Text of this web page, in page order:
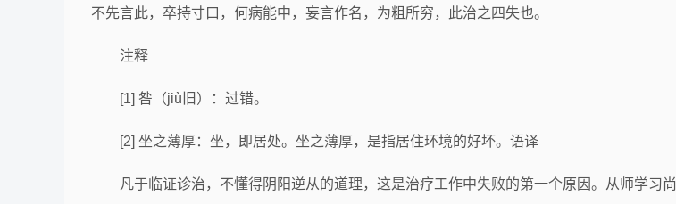
不先言此，卒持寸口，何病能中，妄言作名，为粗所穷，此治之四失也。
注释
[1] 咎（jiù旧）：过错。
[2] 坐之薄厚：坐，即居处。坐之薄厚，是指居住环境的好坏。语译
凡于临证诊治，不懂得阴阳逆从的道理，这是治疗工作中失败的第一个原因。从师学